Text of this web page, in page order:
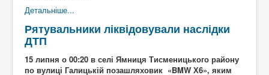
Детальніше...
Рятувальники ліквідовували наслідки
ДТП
15 липня о 00:20 в селі Ямниця Тисменицького району
по вулиці Галицькій позашляховик «BMW Х6», яким